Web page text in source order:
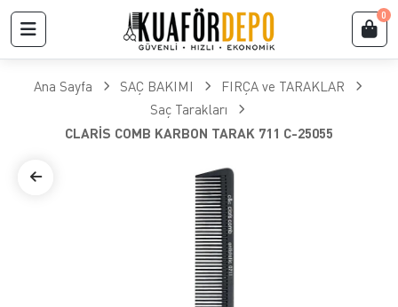
0
Ana Sayfa SAÇ BAKIMI
FIRÇA ve TARAKLAR
​Saç Tarakları
CLARİS COMB KARBON TARAK 711 C-25055